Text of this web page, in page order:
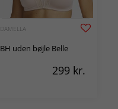
DAMELLA
BH uden bøjle Belle
299 kr.